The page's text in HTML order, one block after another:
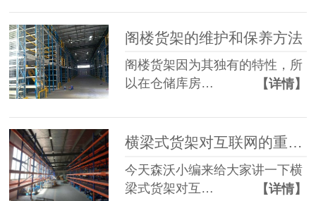
阁楼货架的维护和保养方法
阁楼货架因为其独有的特性，所
以在仓储库房…
【详情】
横梁式货架对互联网的重要性
今天森沃小编来给大家讲一下横
梁式货架对互…
【详情】